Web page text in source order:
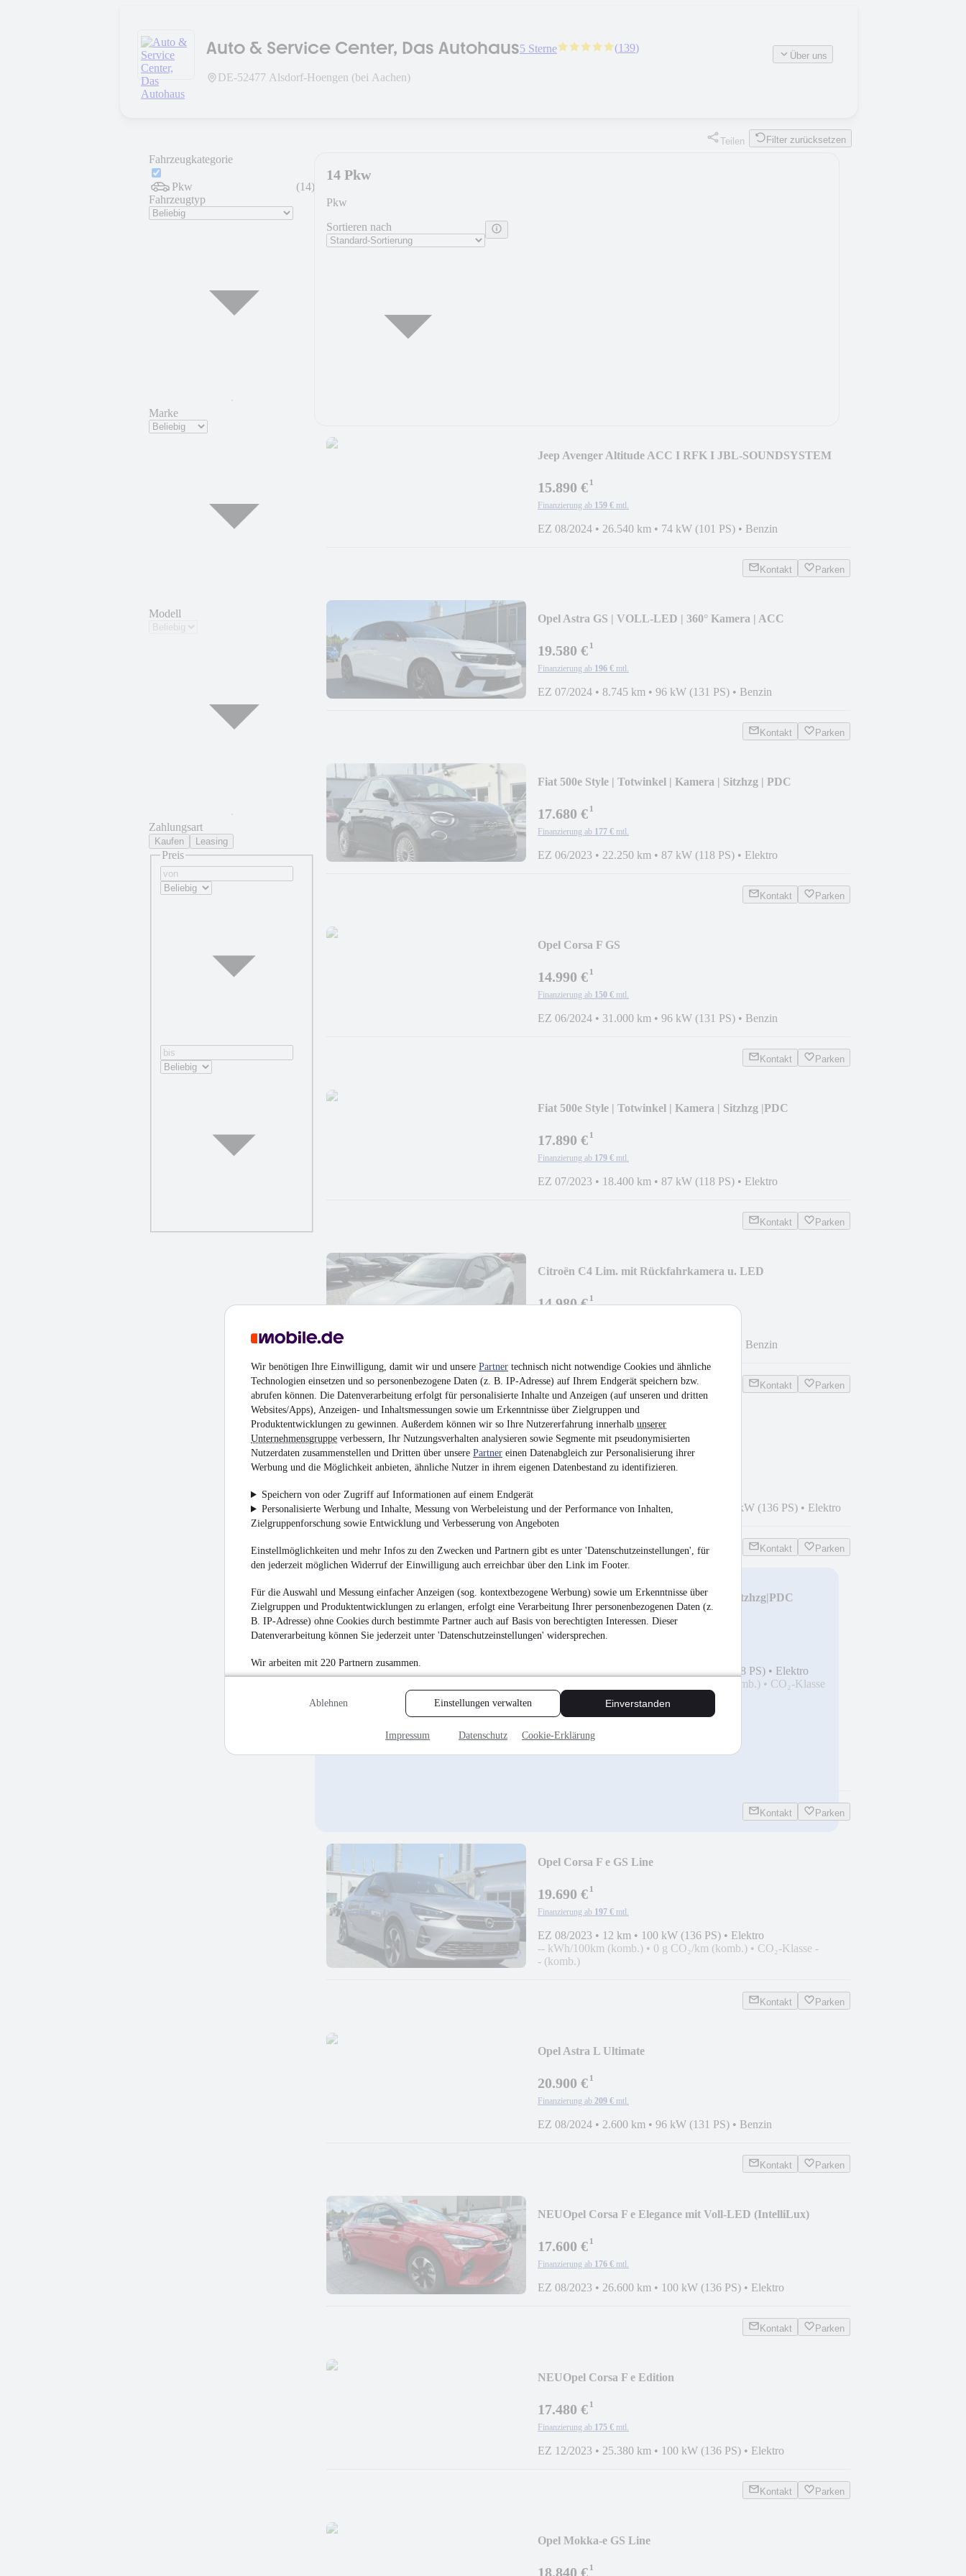
Wir benötigen Ihre Einwilligung, damit wir und unsere Partner technisch nicht notwendige Cookies und ähnliche
Technologien einsetzen und so personenbezogene Daten (z. B. IP-Adresse) auf Ihrem Endgerät speichern bzw.
abrufen können. Die Datenverarbeitung erfolgt für personalisierte Inhalte und Anzeigen (auf unseren und dritten
Websites/Apps), Anzeigen- und Inhaltsmessungen sowie um Erkenntnisse über Zielgruppen und
Produktentwicklungen zu gewinnen. Außerdem können wir so Ihre Nutzererfahrung innerhalb unserer
Unternehmensgruppe verbessern, Ihr Nutzungsverhalten analysieren sowie Segmente mit pseudonymisierten
Nutzerdaten zusammenstellen und Dritten über unsere Partner einen Datenabgleich zur Personalisierung ihrer
Werbung und die Möglichkeit anbieten, ähnliche Nutzer in ihrem eigenen Datenbestand zu identifizieren.
Speichern von oder Zugriff auf Informationen auf einem Endgerät
Personalisierte Werbung und Inhalte, Messung von Werbeleistung und der Performance von Inhalten,
Zielgruppenforschung sowie Entwicklung und Verbesserung von Angeboten
Einstellmöglichkeiten und mehr Infos zu den Zwecken und Partnern gibt es unter 'Datenschutzeinstellungen', für
den jederzeit möglichen Widerruf der Einwilligung auch erreichbar über den Link im Footer.
Für die Auswahl und Messung einfacher Anzeigen (sog. kontextbezogene Werbung) sowie um Erkenntnisse über
Zielgruppen und Produktentwicklungen zu erlangen, erfolgt eine Verarbeitung Ihrer personenbezogenen Daten (z.
B. IP-Adresse) ohne Cookies durch bestimmte Partner auch auf Basis von berechtigten Interessen. Dieser
Datenverarbeitung können Sie jederzeit unter 'Datenschutzeinstellungen' widersprechen.
Wir arbeiten mit 220 Partnern zusammen.
Ablehnen Einstellungen verwalten Einverstanden
Impressum Datenschutz Cookie-Erklärung
Auto & Service Center, Das Autohaus5 Sterne (139)
DE-52477 Alsdorf-Hoengen (bei Aachen)
Über uns
Teilen Filter zurücksetzen
Fahrzeugkategorie
Pkw (14)
Fahrzeugtyp
Marke
Modell
Zahlungsart
Kaufen Leasing
Preis
14 Pkw
Pkw
Sortieren nach
Jeep Avenger Altitude ACC I RFK I JBL-SOUNDSYSTEM
15.890 €¹
Finanzierung ab 159 € mtl.
EZ 08/2024 • 26.540 km • 74 kW (101 PS) • Benzin
Kontakt Parken
Opel Astra GS | VOLL-LED | 360° Kamera | ACC
19.580 €¹
Finanzierung ab 196 € mtl.
EZ 07/2024 • 8.745 km • 96 kW (131 PS) • Benzin
Kontakt Parken
Fiat 500e Style | Totwinkel | Kamera | Sitzhzg | PDC
17.680 €¹
Finanzierung ab 177 € mtl.
EZ 06/2023 • 22.250 km • 87 kW (118 PS) • Elektro
Kontakt Parken
Opel Corsa F GS
14.990 €¹
Finanzierung ab 150 € mtl.
EZ 06/2024 • 31.000 km • 96 kW (131 PS) • Benzin
Kontakt Parken
Fiat 500e Style | Totwinkel | Kamera | Sitzhzg |PDC
17.890 €¹
Finanzierung ab 179 € mtl.
EZ 07/2023 • 18.400 km • 87 kW (118 PS) • Elektro
Kontakt Parken
Citroën C4 Lim. mit Rückfahrkamera u. LED
14.980 €¹
Benzin
Kontakt Parken
NEUOpel Corsa e Edition
17.780 €¹
Unfallfrei•EZ 12/2023•17.200 km 100 kW (136 PS) • Elektro
Kontakt Parken
NEUFiat 500e Style|Totwinkel|Kamera|Sitzhzg|PDC
19.870 €¹
87 kW (118 PS) • Elektro
0 g CO₂/km (komb.) • CO₂-Klasse
A (komb.)
Kontakt Parken
Opel Corsa F e GS Line
19.690 €¹
Finanzierung ab 197 € mtl.
EZ 08/2023 • 12 km • 100 kW (136 PS) • Elektro
-- kWh/100km (komb.) • 0 g CO₂/km (komb.) • CO₂-Klasse -
- (komb.)
Kontakt Parken
Opel Astra L Ultimate
20.900 €¹
Finanzierung ab 209 € mtl.
EZ 08/2024 • 2.600 km • 96 kW (131 PS) • Benzin
Kontakt Parken
NEUOpel Corsa F e Elegance mit Voll-LED (IntelliLux)
17.600 €¹
Finanzierung ab 176 € mtl.
EZ 08/2023 • 26.600 km • 100 kW (136 PS) • Elektro
Kontakt Parken
NEUOpel Corsa F e Edition
17.480 €¹
Finanzierung ab 175 € mtl.
EZ 12/2023 • 25.380 km • 100 kW (136 PS) • Elektro
Kontakt Parken
Opel Mokka-e GS Line
18.840 €¹